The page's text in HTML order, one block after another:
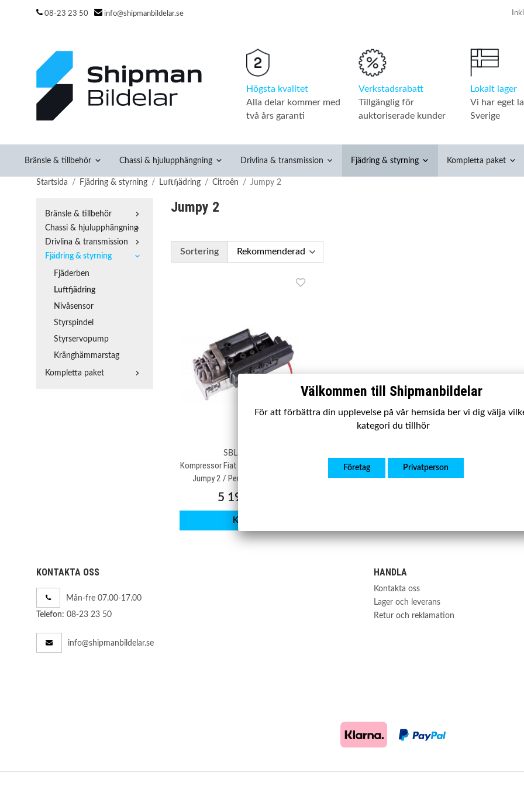
08-23 23 50 info@shipmanbildelar.se
Högsta kvalitet
Alla delar kommer med
två års garanti
Verkstadsrabatt
Tillgänglig för
auktoriserade kunder
Lokalt lager
Vi har eget
Sverige
Bränsle & tillbehör Chassi & hjulupphängning Drivlina & transmission Fjädring & styrning Kompletta paket
Startsida / Fjädring & styrning / Luftfjädring / Citroên / Jumpy 2
Bränsle & tillbehör
Chassi & hjulupphängning
Drivlina & transmission
Fjädring & styrning
Fjäderben
Luftfjädring
Nivåsensor
Styrspindel
Styrservopump
Kränghämmarstag
Kompletta paket
Jumpy 2
Sortering
SBLF403
Kompressor Fiat Scudo 2 / Citroen
Jumpy 2 / Peugeot Expert 2
5 195 kr
Köp
KONTAKTA OSS
Mån-fre 07.00-17.00
Telefon: 08-23 23 50
info@shipmanbildelar.se
HANDLA
Kontakta oss
Lager och leverans
Retur och reklamation
Välkommen till Shipmanbildelar
För att förbättra din upplevelse på vår hemsida ber vi dig välja
kategori du tillhör
Företag Privatperson